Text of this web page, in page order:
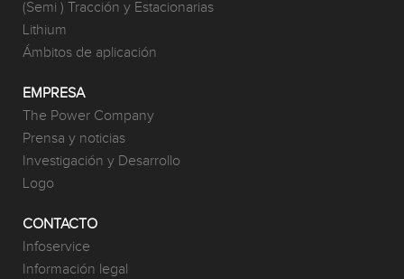
(Semi ) Tracción y Estacionarias
Lithium
Ámbitos de aplicación
EMPRESA
The Power Company
Prensa y noticias
Investigación y Desarrollo
Logo
CONTACTO
Infoservice
Información legal